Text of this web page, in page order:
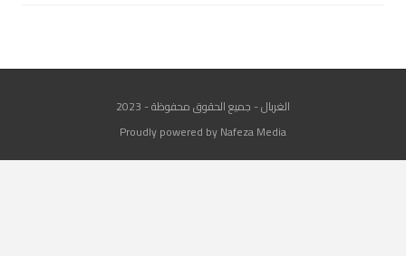
الغربال - جميع الحقوق محفوظة - 2023
Proudly powered by Nafeza Media